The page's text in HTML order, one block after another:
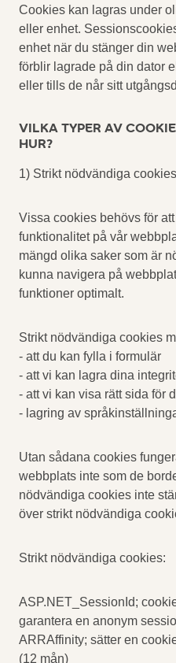
Cookies kan lagras under
eller enhet.
enhet när du stänger din
förblir lagrade på din dator
eller tills de når sitt
VILKA TYPER AV
HUR?
1) Strikt nödvändiga cookies
Vissa cookies behövs för
funktionalitet på vår
mängd olika saker som är
kunna navigera på
funktioner optimalt.
Strikt nödvändiga cookies
- att du kan fylla i formulär
- att vi kan lagra dina
- att vi kan visa rätt sida för
- lagring av
Utan sådana cookies
webbplats inte som de
nödvändiga cookies inte
över strikt nödvändiga
Strikt nödvändiga cookies:
ASP.NET_SessionId;
garantera en anonym
ARRAffinity; sätter en
(12 mån)